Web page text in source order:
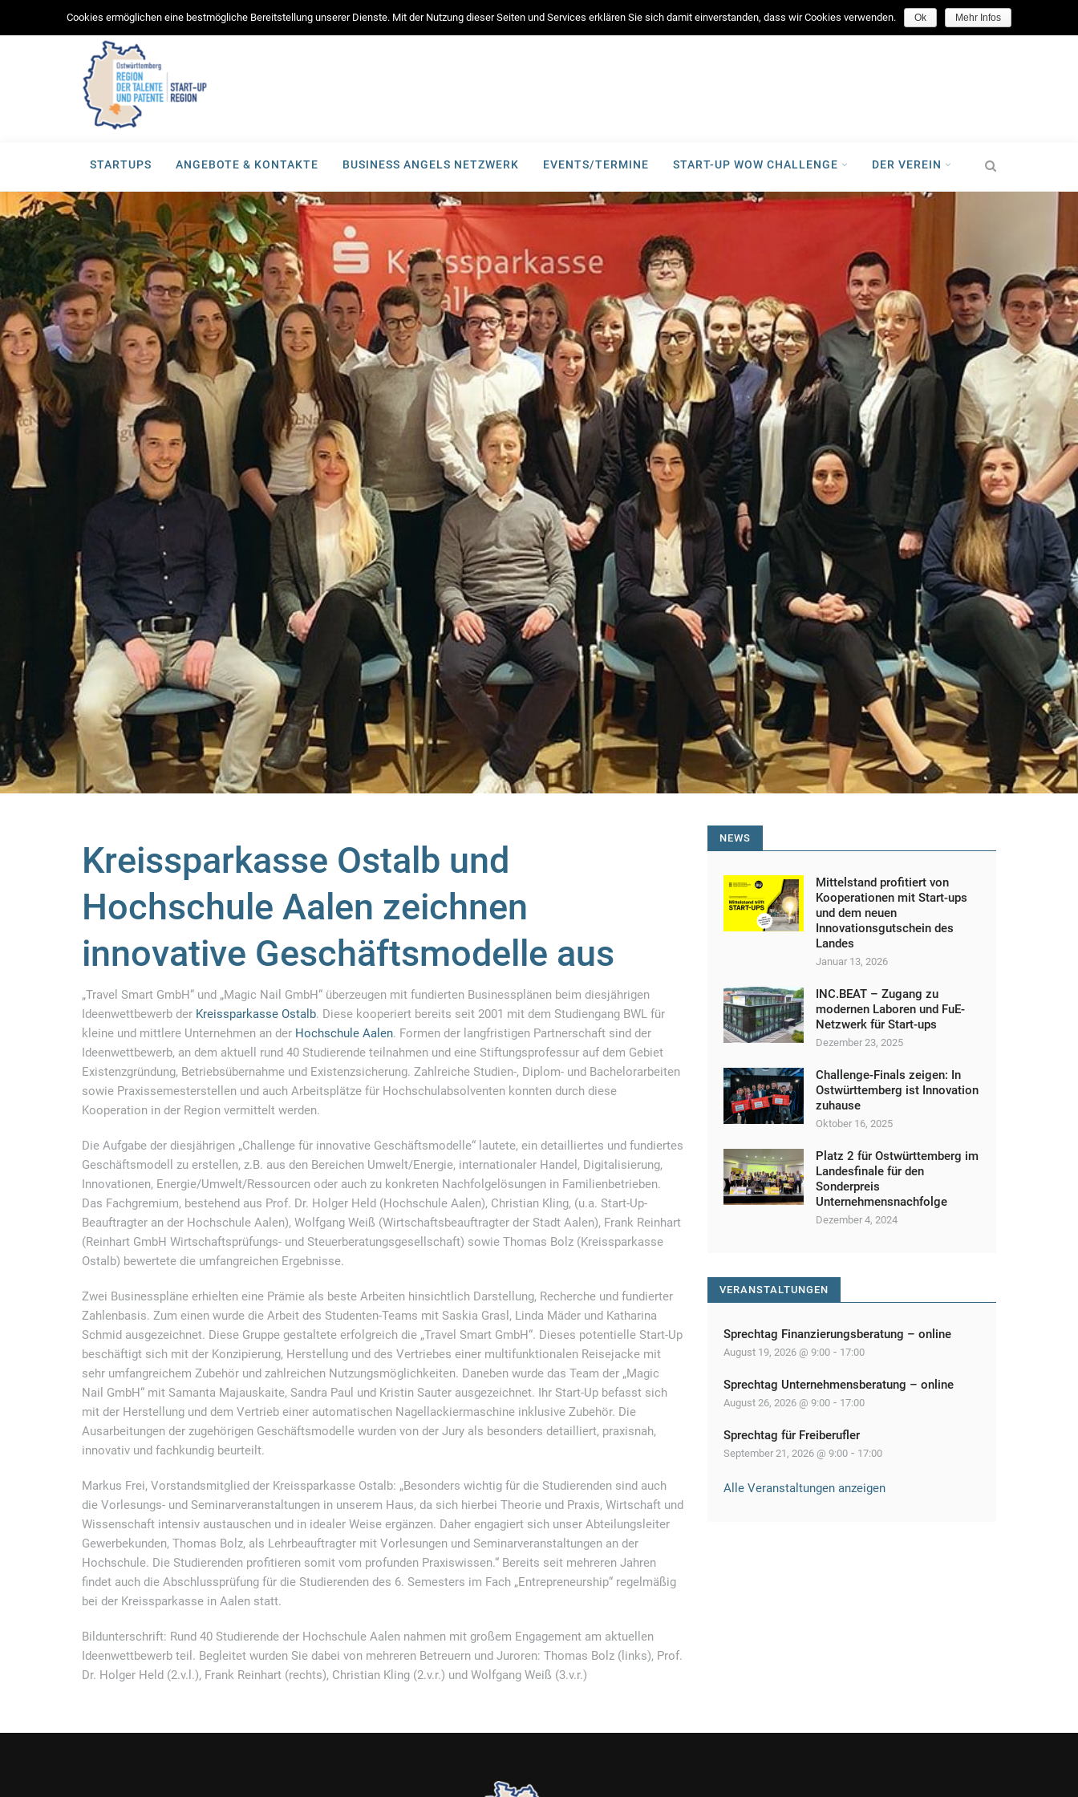
facebook
STARTUPS ANGEBOTE & KONTAKTE BUSINESS ANGELS NETZWERK EVENTS/TERMINE START-UP WOW CHALLENGE DER VEREIN
Kreissparkasse Ostalb und
Hochschule Aalen zeichnen
innovative Geschäftsmodelle aus
„Travel Smart GmbH“ und „Magic Nail GmbH“ überzeugen mit fundierten Businessplänen beim diesjährigen
Ideenwettbewerb der Kreissparkasse Ostalb. Diese kooperiert bereits seit 2001 mit dem Studiengang BWL für
kleine und mittlere Unternehmen an der Hochschule Aalen. Formen der langfristigen Partnerschaft sind der
Ideenwettbewerb, an dem aktuell rund 40 Studierende teilnahmen und eine Stiftungsprofessur auf dem Gebiet
Existenzgründung, Betriebsübernahme und Existenzsicherung. Zahlreiche Studien-, Diplom- und Bachelorarbeiten
sowie Praxissemesterstellen und auch Arbeitsplätze für Hochschulabsolventen konnten durch diese
Kooperation in der Region vermittelt werden.
Die Aufgabe der diesjährigen „Challenge für innovative Geschäftsmodelle“ lautete, ein detailliertes und fundiertes
Geschäftsmodell zu erstellen, z.B. aus den Bereichen Umwelt/Energie, internationaler Handel, Digitalisierung,
Innovationen, Energie/Umwelt/Ressourcen oder auch zu konkreten Nachfolgelösungen in Familienbetrieben.
Das Fachgremium, bestehend aus Prof. Dr. Holger Held (Hochschule Aalen), Christian Kling, (u.a. Start-Up-
Beauftragter an der Hochschule Aalen), Wolfgang Weiß (Wirtschaftsbeauftragter der Stadt Aalen), Frank Reinhart
(Reinhart GmbH Wirtschaftsprüfungs- und Steuerberatungsgesellschaft) sowie Thomas Bolz (Kreissparkasse
Ostalb) bewertete die umfangreichen Ergebnisse.
Zwei Businesspläne erhielten eine Prämie als beste Arbeiten hinsichtlich Darstellung, Recherche und fundierter
Zahlenbasis. Zum einen wurde die Arbeit des Studenten-Teams mit Saskia Grasl, Linda Mäder und Katharina
Schmid ausgezeichnet. Diese Gruppe gestaltete erfolgreich die „Travel Smart GmbH“. Dieses potentielle Start-Up
beschäftigt sich mit der Konzipierung, Herstellung und des Vertriebes einer multifunktionalen Reisejacke mit
sehr umfangreichem Zubehör und zahlreichen Nutzungsmöglichkeiten. Daneben wurde das Team der „Magic
Nail GmbH“ mit Samanta Majauskaite, Sandra Paul und Kristin Sauter ausgezeichnet. Ihr Start-Up befasst sich
mit der Herstellung und dem Vertrieb einer automatischen Nagellackiermaschine inklusive Zubehör. Die
Ausarbeitungen der zugehörigen Geschäftsmodelle wurden von der Jury als besonders detailliert, praxisnah,
innovativ und fachkundig beurteilt.
Markus Frei, Vorstandsmitglied der Kreissparkasse Ostalb: „Besonders wichtig für die Studierenden sind auch
die Vorlesungs- und Seminarveranstaltungen in unserem Haus, da sich hierbei Theorie und Praxis, Wirtschaft und
Wissenschaft intensiv austauschen und in idealer Weise ergänzen. Daher engagiert sich unser Abteilungsleiter
Gewerbekunden, Thomas Bolz, als Lehrbeauftragter mit Vorlesungen und Seminarveranstaltungen an der
Hochschule. Die Studierenden profitieren somit vom profunden Praxiswissen.“ Bereits seit mehreren Jahren
findet auch die Abschlussprüfung für die Studierenden des 6. Semesters im Fach „Entrepreneurship“ regelmäßig
bei der Kreissparkasse in Aalen statt.
Bildunterschrift: Rund 40 Studierende der Hochschule Aalen nahmen mit großem Engagement am aktuellen
Ideenwettbewerb teil. Begleitet wurden Sie dabei von mehreren Betreuern und Juroren: Thomas Bolz (links), Prof.
Dr. Holger Held (2.v.l.), Frank Reinhart (rechts), Christian Kling (2.v.r.) und Wolfgang Weiß (3.v.r.)
NEWS
Mittelstand profitiert von
Kooperationen mit Start-ups
und dem neuen
Innovationsgutschein des
Landes
Januar 13, 2026
INC.BEAT – Zugang zu
modernen Laboren und FuE-
Netzwerk für Start-ups
Dezember 23, 2025
Challenge-Finals zeigen: In
Ostwürttemberg ist Innovation
zuhause
Oktober 16, 2025
Platz 2 für Ostwürttemberg im
Landesfinale für den
Sonderpreis
Unternehmensnachfolge
Dezember 4, 2024
VERANSTALTUNGEN
Sprechtag Finanzierungsberatung – online
August 19, 2026 @ 9:00 - 17:00
Sprechtag Unternehmensberatung – online
August 26, 2026 @ 9:00 - 17:00
Sprechtag für Freiberufler
September 21, 2026 @ 9:00 - 17:00
Alle Veranstaltungen anzeigen
Cookies ermöglichen eine bestmögliche Bereitstellung unserer Dienste. Mit der Nutzung dieser Seiten und Services erklären Sie sich damit einverstanden, dass wir Cookies verwenden. Ok Mehr Infos